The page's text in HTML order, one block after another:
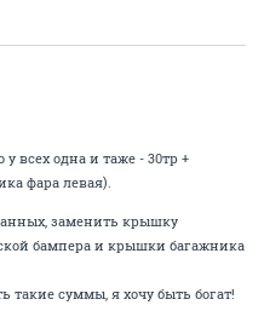
всех одна и таже - 30тр +
фара левая).
заменить крышку
бампера и крышки багажника
такие суммы, я хочу быть богат!